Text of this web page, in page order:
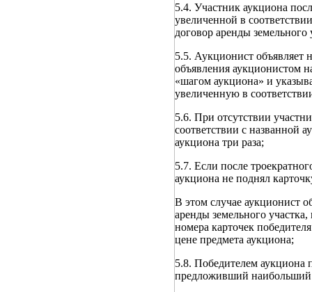
5.4. Участник аукциона
увеличенной в
договор аренды
5.5. Аукционист объявляет
объявления аукционистом
«шагом аукциона» и
увеличенную в
5.6. При отсутствии
соответствии с названной
аукциона три раза;
5.7. Если после
аукциона не поднял
В этом случае аукционист
аренды земельного
номера карточек
цене предмета аукциона;
5.8. Победителем аукциона
предложивший наибольший